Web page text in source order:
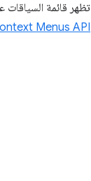
تظهر قائمة السياقات
Menus API